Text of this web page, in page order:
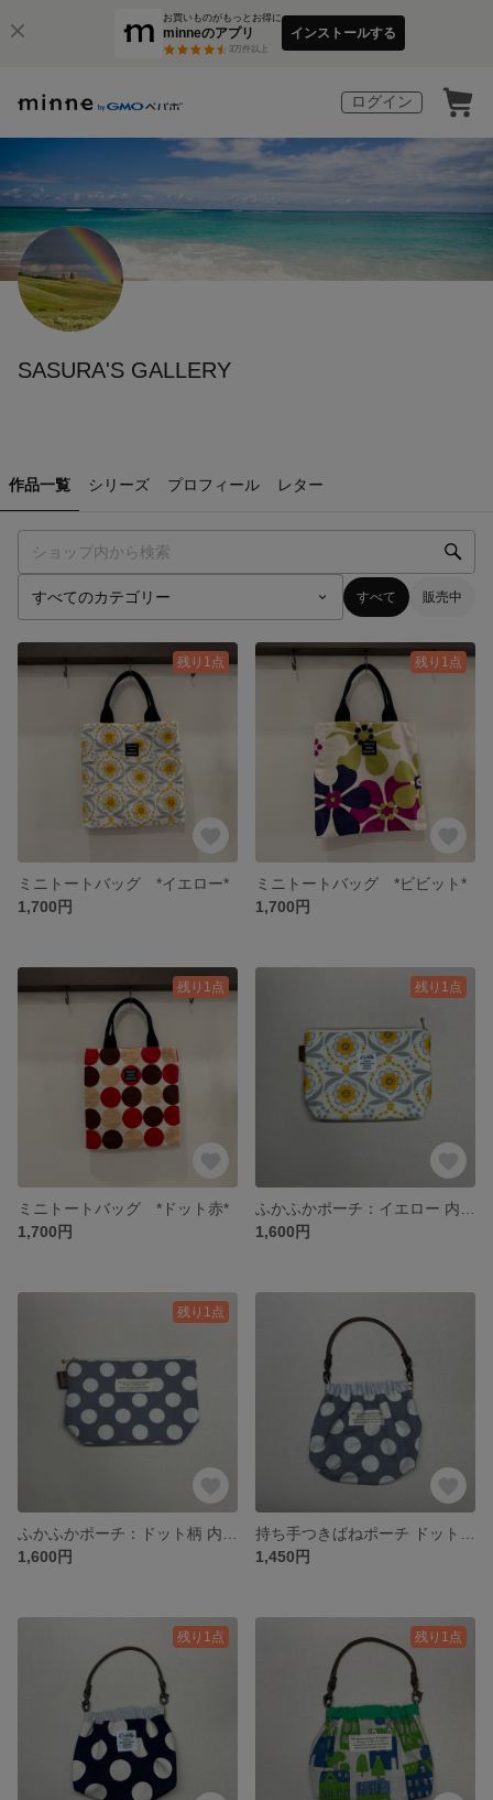
お買いものがもっとお得に
minneのアプリ
3万件以上
インストールする
ログイン
SASURA'S GALLERY
作品一覧 シリーズ プロフィール レター
すべて 販売中
残り1点
ミニトートバッグ *イエロー*
1,700円
残り1点
ミニトートバッグ *ビビット*
1,700円
残り1点
ミニトートバッグ *ドット赤*
1,700円
残り1点
1,600円
残り1点
1,600円
1,450円
残り1点 残り1点